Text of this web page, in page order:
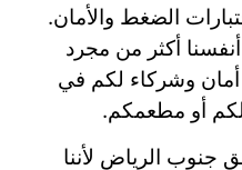
الضغط والأمان.
أكثر من مجرد
وشركاء لكم في
أو مطعمكم.
الرياض لأننا